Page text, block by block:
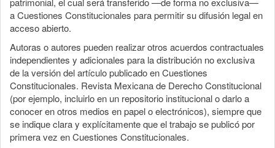
a Cuestiones Constitucionales para permitir su difusión legal en
acceso abierto.
Autoras o autores pueden realizar otros acuerdos contractuales
independientes y adicionales para la distribución no exclusiva
de la versión del artículo publicado en Cuestiones
Constitucionales. Revista Mexicana de Derecho Constitucional
(por ejemplo, incluirlo en un repositorio institucional o darlo a
conocer en otros medios en papel o electrónicos), siempre que
se indique clara y explícitamente que el trabajo se publicó por
primera vez en Cuestiones Constitucionales.